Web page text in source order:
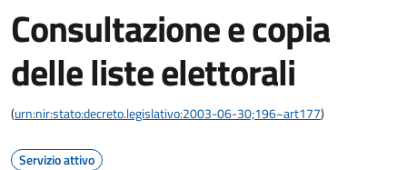
Consultazione e copia
delle liste elettorali
(urn:nir:stato:decreto.legislativo:2003-06-30;196~art177)
Servizio attivo